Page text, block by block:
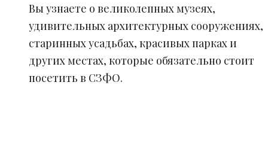
Вы узнаете о великолепных музеях,
удивительных архитектурных сооружениях,
старинных усадьбах, красивых парках и
других местах, которые обязательно стоит
посетить в СЗФО.